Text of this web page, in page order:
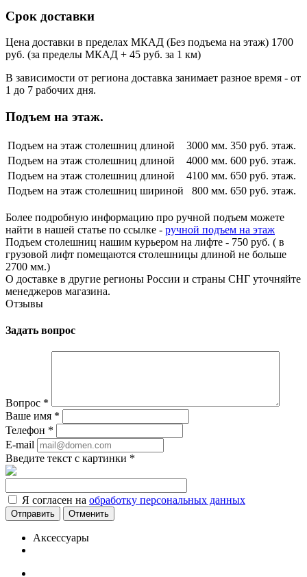
Срок доставки
Цена доставки в пределах МКАД (Без подъема на этаж) 1700
руб. (за пределы МКАД + 45 руб. за 1 км)
В зависимости от региона доставка занимает разное время - от
1 до 7 рабочих дня.
Подъем на этаж.
Подъем на этаж столешниц длиной 3000 мм. 350 руб. этаж.
Подъем на этаж столешниц длиной
4000 мм. 600 руб. этаж.
Подъем на этаж столешниц длиной
4100 мм. 650 руб. этаж.
Подъем на этаж столешниц шириной
800 мм. 650 руб. этаж.
Более подробную информацию про ручной подъем можете
найти в нашей статье по ссылке - ручной подъем на этаж
Подъем столешниц нашим курьером на лифте - 750 руб. ( в
грузовой лифт помещаются столешницы длиной не больше
2700 мм.)
О доставке в другие регионы России и страны СНГ уточняйте
менеджеров магазина.
Отзывы
Задать вопрос
Вопрос *
Ваше имя *
Телефон *
E-mail
Введите текст с картинки *
Я согласен на обработку персональных данных
Отменить
Аксессуары